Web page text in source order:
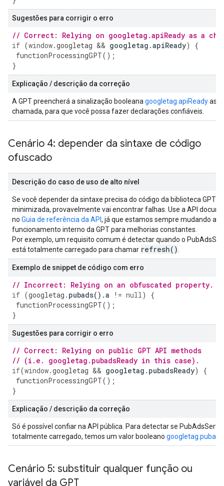
Sugestões para corrigir o erro
// Correct: Relying on googletag.apiReady as a
if (window.googletag && googletag .apiReady)
{
functionProcessingGPT();
}
Explicação / descrição da correção
A GPT preencherá a sinalização booleana googletag.apiReady
chamada, para que você possa fazer declarações confiáveis.
Cenário 4: depender da sintaxe de código
ofuscado
Descrição do caso de uso de alto nível
Se você depender da sintaxe precisa do código da biblioteca GPT
minimizada, provavelmente vai encontrar falhas. Use a API
no Guia de referência da API , já que estamos sempre mudando ao
funcionamento interno da GPT para melhorias constantes.
Por exemplo, um requisito comum é detectar quando o
está totalmente carregado para chamar refresh( )
Exemplo de snippet de código com erro
// Incorrect: Relying on an obfuscated property.
if (googletag . pubads().a ! = null)
{
functionProcessingGPT();
}
Sugestões para corrigir o erro
// Correct: Relying on public GPT API methods
// (i.e. googletag.pubadsReady in this case).
if(window.googletag && googletag . pubadsReady)
{
functionProcessingGPT();
}
Explicação / descrição da correção
Só é possível confiar na API pública. Para detectar se
totalmente carregado, temos um valor booleano
Cenário 5: substituir qualquer função ou
variável da GPT